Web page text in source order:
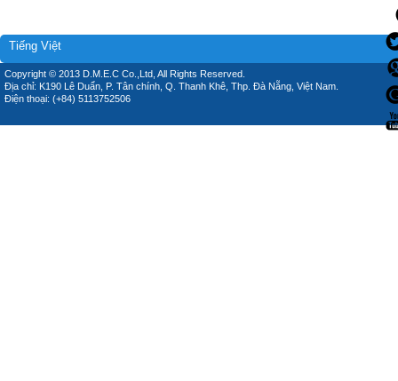
Tiếng Việt
Copyright © 2013 D.M.E.C Co.,Ltd, All Rights Reserved.
Địa chỉ: K190 Lê Duẩn, P. Tân chính, Q. Thanh Khê, Thp. Đà Nẵng, Việt Nam.
Điện thoại: (+84) 5113752506